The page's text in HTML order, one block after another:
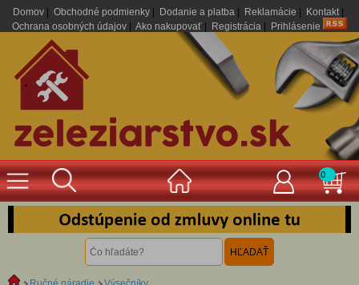
Domov Obchodné podmienky Dodanie a platba Reklamácie Kontakt|
Ochrana osobných údajov
Ako nakupovať Registrácia Prihlásenie
.
0